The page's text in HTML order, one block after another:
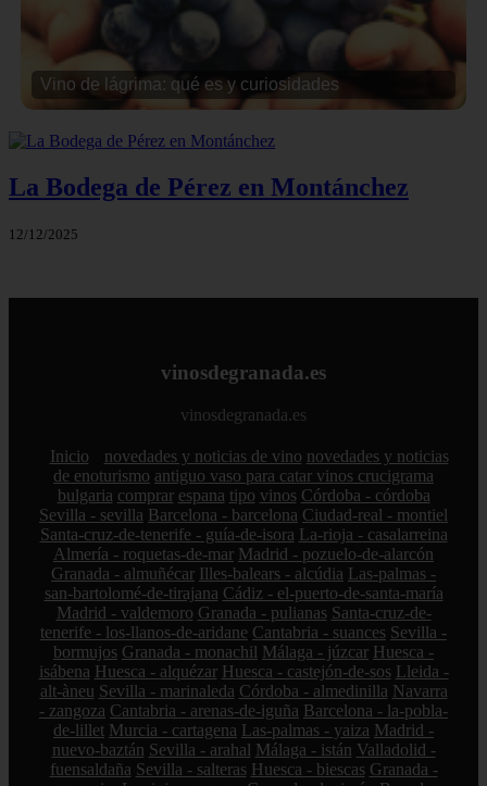
Vino de lágrima: qué es y curiosidades
La Bodega de Pérez en Montánchez
12/12/2025
vinosdegranada.es
vinosdegranada.es
Inicio novedades y noticias de vino novedades y noticias
de enoturismo antiguo vaso para catar vinos crucigrama
bulgaria comprar espana tipo vinos Córdoba - córdoba
Sevilla - sevilla Barcelona - barcelona Ciudad-real - montiel
Santa-cruz-de-tenerife - guía-de-isora La-rioja - casalarreina
Almería - roquetas-de-mar Madrid - pozuelo-de-alarcón
Granada - almuñécar Illes-balears - alcúdia Las-palmas -
san-bartolomé-de-tirajana Cádiz - el-puerto-de-santa-maría
Madrid - valdemoro Granada - pulianas Santa-cruz-de-
tenerife - los-llanos-de-aridane Cantabria - suances Sevilla -
bormujos Granada - monachil Málaga - júzcar Huesca -
isábena Huesca - alquézar Huesca - castejón-de-sos Lleida -
alt-àneu Sevilla - marinaleda Córdoba - almedinilla Navarra
- zangoza Cantabria - arenas-de-iguña Barcelona - la-pobla-
de-lillet Murcia - cartagena Las-palmas - yaiza Madrid -
nuevo-baztán Sevilla - arahal Málaga - istán Valladolid -
fuensaldaña Sevilla - salteras Huesca - biescas Granada -